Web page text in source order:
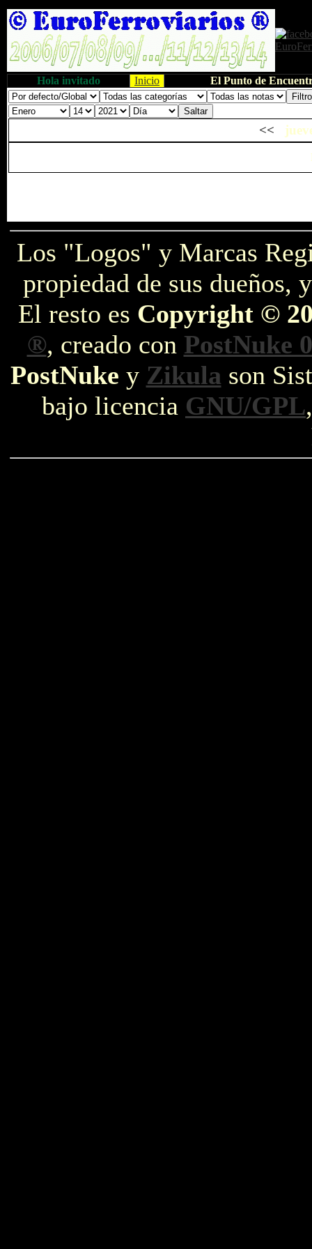
Hola invitado Inicio El Punto de
<<
Los "Logos" y Marcas
propiedad de sus dueños,
El resto es Copyright ©
®, creado con PostNuke
PostNuke y Zikula son
bajo licencia GNU/GPL